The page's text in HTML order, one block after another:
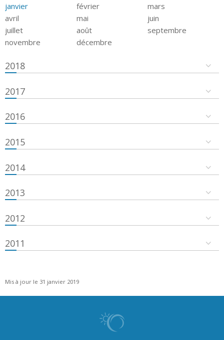
janvier février
mars
avril
mai
juin
juillet
août
septembre
novembre
décembre
2018
2017
2016
2015
2014
2013
2012
2011
Mis à jour le 31 janvier 2019